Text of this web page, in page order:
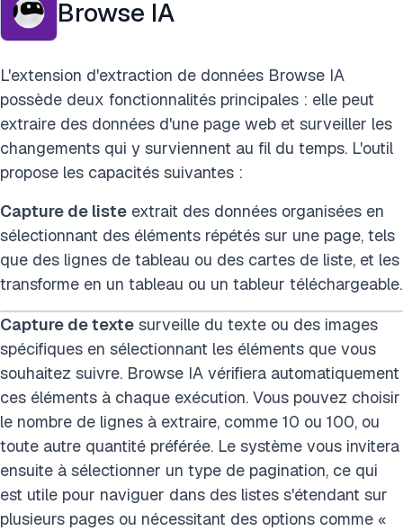
Browse IA
L'extension d'extraction de données Browse IA
possède deux fonctionnalités principales : elle peut
extraire des données d'une page web et surveiller les
changements qui y surviennent au fil du temps. L'outil
propose les capacités suivantes :
Capture de liste extrait des données organisées en
sélectionnant des éléments répétés sur une page, tels
que des lignes de tableau ou des cartes de liste, et les
transforme en un tableau ou un tableur téléchargeable.
Capture de texte surveille du texte ou des images
spécifiques en sélectionnant les éléments que vous
souhaitez suivre. Browse IA vérifiera automatiquement
ces éléments à chaque exécution. Vous pouvez choisir
le nombre de lignes à extraire, comme 10 ou 100, ou
toute autre quantité préférée. Le système vous invitera
ensuite à sélectionner un type de pagination, ce qui
est utile pour naviguer dans des listes s'étendant sur
plusieurs pages ou nécessitant des options comme «